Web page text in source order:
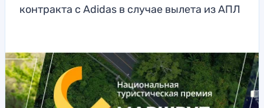
контракта с Adidas в случае вылета из АПЛ